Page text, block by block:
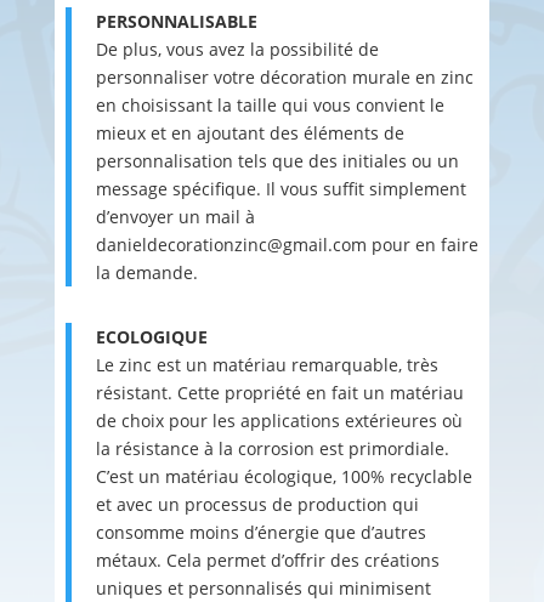
PERSONNALISABLE
De plus, vous avez la possibilité de
personnaliser votre décoration murale en zinc
en choisissant la taille qui vous convient le
mieux et en ajoutant des éléments de
personnalisation tels que des initiales ou un
message spécifique. Il vous suffit simplement
d’envoyer un mail à
danieldecorationzinc@gmail.com pour en faire
la demande.
ECOLOGIQUE
Le zinc est un matériau remarquable, très
résistant. Cette propriété en fait un matériau
de choix pour les applications extérieures où
la résistance à la corrosion est primordiale.
C’est un matériau écologique, 100% recyclable
et avec un processus de production qui
consomme moins d’énergie que d’autres
métaux. Cela permet d’offrir des créations
uniques et personnalisés qui minimisent